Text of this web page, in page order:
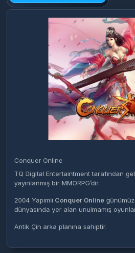
Conquer Online
TQ Digital Entertaintment tarafından
yayınlanmış bir MMORPG’dir.
2004 Yapımlı Conquer Online
dünyasında yer alan unulmamış
Antik Çin arka planına sahiptir.